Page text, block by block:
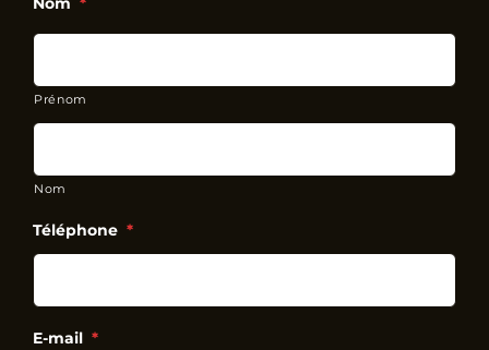
Prénom
Nom
Téléphone *
E-mail *